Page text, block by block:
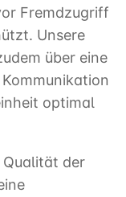
Fremdzugriff
Unsere
über eine
optimal
Qualität der